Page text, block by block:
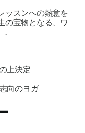
ッスンへの熱意を
の宝物となる、ワ
.
上決定
向のヨガ